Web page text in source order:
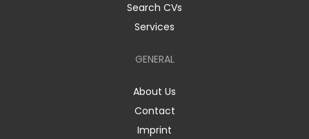
Search CVs
Services
GENERAL
About Us
Contact
Imprint